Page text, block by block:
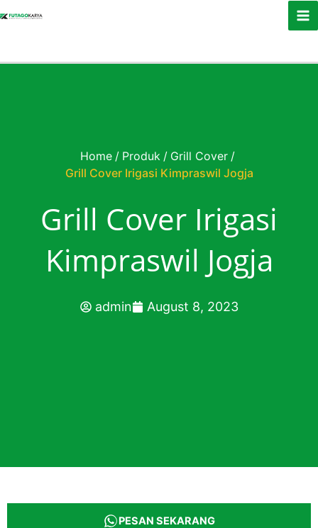
Home / Produk / Grill Cover /
Grill Cover Irigasi Kimpraswil Jogja
Grill Cover Irigasi
Kimpraswil Jogja
admin August 8, 2023
PESAN SEKARANG